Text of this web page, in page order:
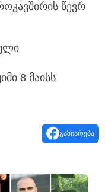
წევრ
8 მაისს
გაზიარება